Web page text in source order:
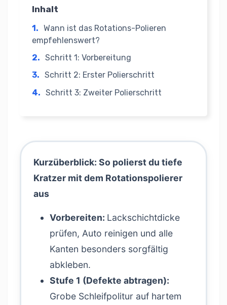
Inhalt
1. Wann ist das Rotations-Polieren
empfehlenswert?
2. Schritt 1: Vorbereitung
3. Schritt 2: Erster Polierschritt
4. Schritt 3: Zweiter Polierschritt
Kurzüberblick: So polierst du tiefe
Kratzer mit dem Rotationspolierer
aus
Vorbereiten: Lackschichtdicke
prüfen, Auto reinigen und alle
Kanten besonders sorgfältig
abkleben.
Stufe 1 (Defekte abtragen):
Grobe Schleifpolitur auf hartem